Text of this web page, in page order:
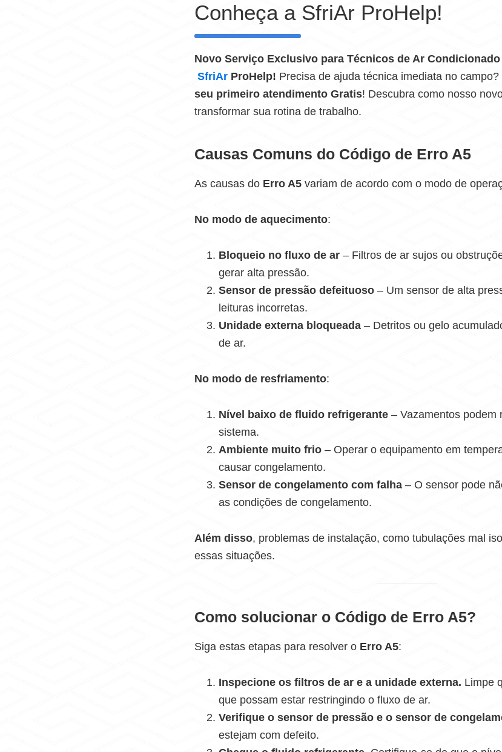
Conheça a SfriAr ProHelp!
Novo Serviço Exclusivo para Técnicos de Ar Condicionado
SfriAr ProHelp! Precisa de ajuda técnica imediata no campo?
seu primeiro atendimento Gratis! Descubra como nosso
transformar sua rotina de trabalho.
Causas Comuns do Código de Erro A5
As causas do Erro A5 variam de acordo com o modo de
No modo de aquecimento:
Bloqueio no fluxo de ar – Filtros de ar sujos ou
gerar alta pressão.
Sensor de pressão defeituoso – Um sensor de alta
leituras incorretas.
Unidade externa bloqueada – Detritos ou gelo
de ar.
No modo de resfriamento:
Nível baixo de fluido refrigerante – Vazamentos podem
sistema.
Ambiente muito frio – Operar o equipamento em
causar congelamento.
Sensor de congelamento com falha – O sensor pode
as condições de congelamento.
Além disso, problemas de instalação, como tubulações mal
essas situações.
Como solucionar o Código de Erro A5?
Siga estas etapas para resolver o Erro A5:
Inspecione os filtros de ar e a unidade externa. Limpe
que possam estar restringindo o fluxo de ar.
Verifique o sensor de pressão e o sensor de
estejam com defeito.